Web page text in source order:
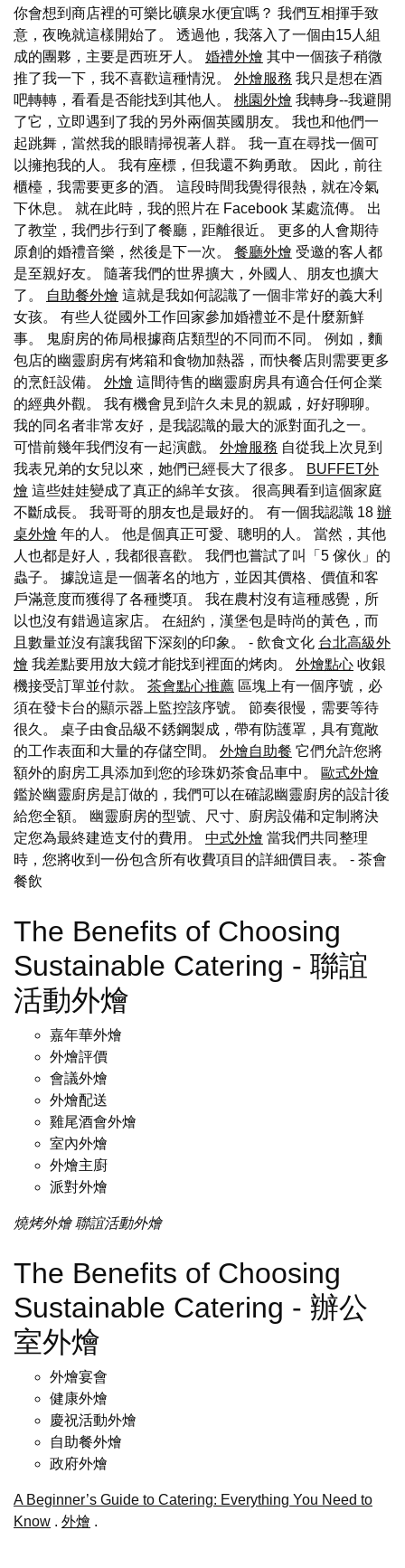
你會想到商店裡的可樂比礦泉水便宜嗎？ 我們互相揮手致
意，夜晚就這樣開始了。 透過他，我落入了一個由15人組
成的團夥，主要是西班牙人。 婚禮外燴 其中一個孩子稍微
推了我一下，我不喜歡這種情況。 外燴服務 我只是想在酒
吧轉轉，看看是否能找到其他人。 桃園外燴 我轉身--我避開
了它，立即遇到了我的另外兩個英國朋友。 我也和他們一
起跳舞，當然我的眼睛掃視著人群。 我一直在尋找一個可
以擁抱我的人。 我有座標，但我還不夠勇敢。 因此，前往
櫃檯，我需要更多的酒。 這段時間我覺得很熱，就在冷氣
下休息。 就在此時，我的照片在 Facebook 某處流傳。 出
了教堂，我們步行到了餐廳，距離很近。 更多的人會期待
原創的婚禮音樂，然後是下一次。 餐廳外燴 受邀的客人都
是至親好友。 隨著我們的世界擴大，外國人、朋友也擴大
了。
自助餐外燴 這就是我如何認識了一個非常好的義大利
女孩。 有些人從國外工作回家參加婚禮並不是什麼新鮮
事。 鬼廚房的佈局根據商店類型的不同而不同。 例如，麵
包店的幽靈廚房有烤箱和食物加熱器，而快餐店則需要更多
的烹飪設備。 外燴 這間待售的幽靈廚房具有適合任何企業
的經典外觀。 我有機會見到許久未見的親戚，好好聊聊。
我的同名者非常友好，是我認識的最大的派對面孔之一。
可惜前幾年我們沒有一起演戲。 外燴服務 自從我上次見到
我表兄弟的女兒以來，她們已經長大了很多。
BUFFET外
燴 這些娃娃變成了真正的綿羊女孩。 很高興看到這個家庭
不斷成長。 我哥哥的朋友也是最好的。 有一個我認識 18 辦
桌外燴 年的人。 他是個真正可愛、聰明的人。 當然，其他
人也都是好人，我都很喜歡。 我們也嘗試了叫「5 傢伙」的
蟲子。 據說這是一個著名的地方，並因其價格、價值和客
戶滿意度而獲得了各種獎項。 我在農村沒有這種感覺，所
以也沒有錯過這家店。 在紐約，漢堡包是時尚的黃色，而
且數量並沒有讓我留下深刻的印象。 - 飲食文化 台北高級外
燴 我差點要用放大鏡才能找到裡面的烤肉。 外燴點心 收銀
機接受訂單並付款。 茶會點心推薦 區塊上有一個序號，必
須在發卡台的顯示器上監控該序號。 節奏很慢，需要等待
很久。 桌子由食品級不銹鋼製成，帶有防護罩，具有寬敞
的工作表面和大量的存儲空間。 外燴自助餐 它們允許您將
額外的廚房工具添加到您的珍珠奶茶食品車中。
歐式外燴
鑑於幽靈廚房是訂做的，我們可以在確認幽靈廚房的設計後
給您全額。 幽靈廚房的型號、尺寸、廚房設備和定制將決
定您為最終建造支付的費用。 中式外燴 當我們共同整理
時，您將收到一份包含所有收費項目的詳細價目表。 - 茶會
餐飲
The Benefits of Choosing
Sustainable Catering - 聯誼
活動外燴
嘉年華外燴
外燴評價
會議外燴
外燴配送
雞尾酒會外燴
室內外燴
外燴主廚
派對外燴
燒烤外燴 聯誼活動外燴
The Benefits of Choosing
Sustainable Catering - 辦公
室外燴
外燴宴會
健康外燴
慶祝活動外燴
自助餐外燴
政府外燴
A Beginner’s Guide to Catering: Everything You Need to
Know . 外燴 .